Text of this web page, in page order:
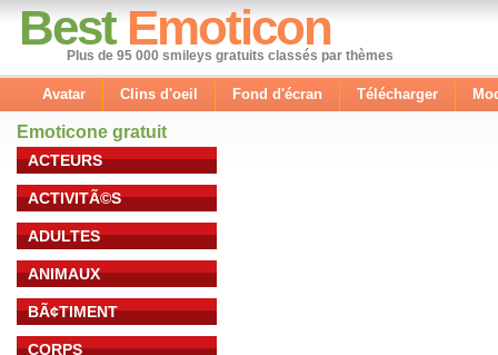
Best Emoticon
Plus de 95 000 smileys gratuits classés par thèmes
Avatar Clins d'oeil Fond d'écran Télécharger
Emoticone gratuit
ACTEURS
ACTIVITÃ©S
ADULTES
ANIMAUX
BÃ¢TIMENT
CORPS